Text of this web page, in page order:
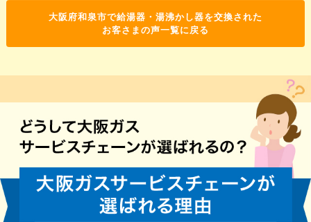
大阪府和泉市で給湯器・湯沸かし器を交換された
お客さまの声一覧に戻る